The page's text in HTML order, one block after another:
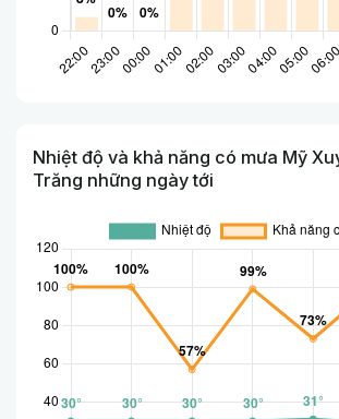
Nhiệt độ và khả năng có mưa Mỹ
Trăng những ngày tới